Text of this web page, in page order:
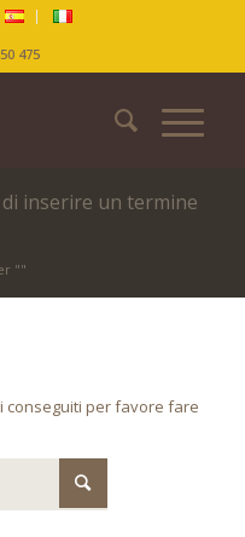
475
inserire un termine
""
conseguiti per favore fare